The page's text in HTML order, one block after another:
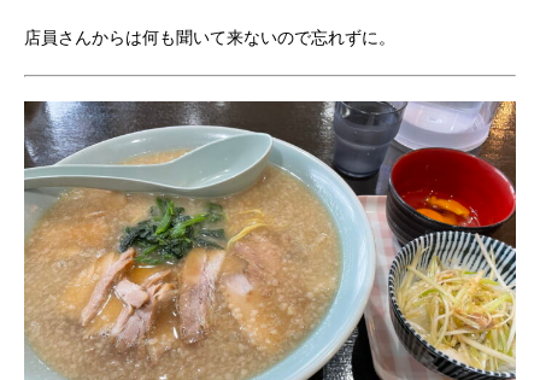
店員さんからは何も聞いて来ないので忘れずに。